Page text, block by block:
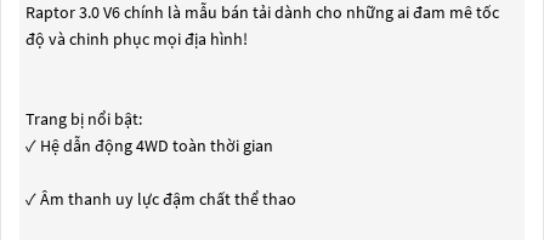
Raptor 3.0 V6 chính là mẫu bán tải dành cho những ai đam mê tốc
độ và chinh phục mọi địa hình!
Trang bị nổi bật:
✓ Hệ dẫn động 4WD toàn thời gian
✓ Âm thanh uy lực đậm chất thể thao